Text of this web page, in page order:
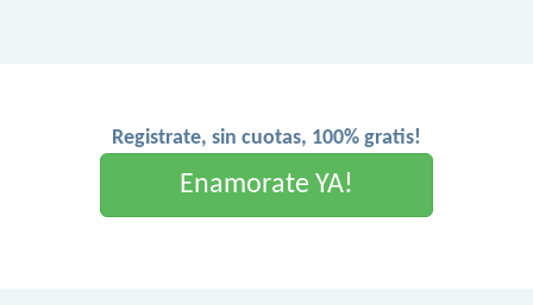
Registrate, sin cuotas, 100% gratis!
Enamorate YA!